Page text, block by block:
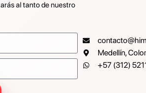
al tanto de nuestro
Medellín,
+57 (312)